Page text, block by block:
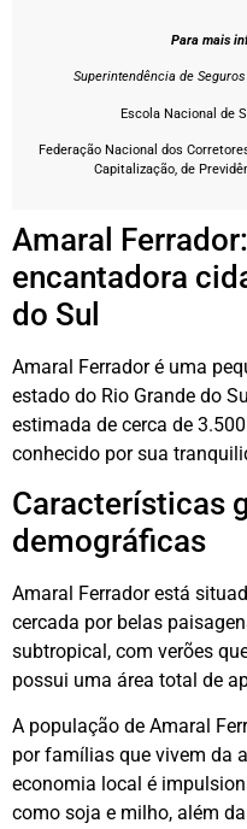
Para mais
Superintendência de
Escola Nacional de
Federação Nacional dos
Capitalização, de
Amaral
encantadora
do Sul
Amaral Ferrador é uma
estado do Rio Grande do
estimada de cerca de
conhecido por sua
Características
demográficas
Amaral Ferrador está
cercada por belas
subtropical, com verões
possui uma área total de
A população de Amaral
por famílias que vivem da
economia local é
como soja e milho, além